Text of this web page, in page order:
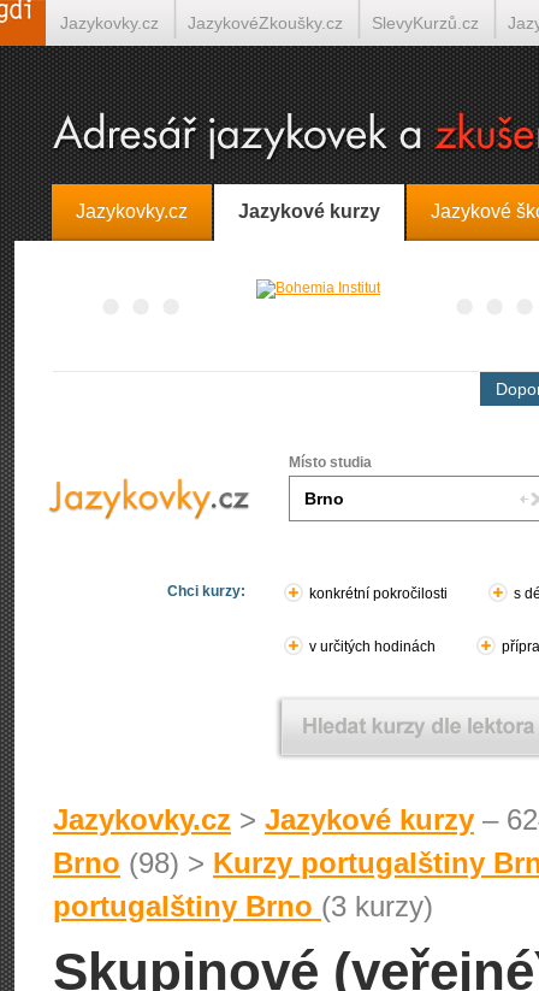
Jazykovky.cz Jazykové kurzy Jazykové
Místo studia
Chci kurzy: konkrétní pokročilosti s
v určitých hodinách
Jazykovky.cz > Jazykové kurzy –
Brno (98) > Kurzy portugalštiny
portugalštiny Brno (3 kurzy)
Skupinové
Jazykovky.cz JazykovéZkoušky.cz SlevyKurzů.cz
Španělština on-line Italština on-line Tlumočení-